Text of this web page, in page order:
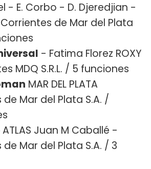
- E. Corbo - D. Djeredjian -
de Mar del Plata
- Fatima Florez ROXY
MDQ S.R.L. / 5 funciones
MAR DEL PLATA
Mar del Plata S.A. /
ATLAS Juan M Caballé -
Mar del Plata S.A. / 3